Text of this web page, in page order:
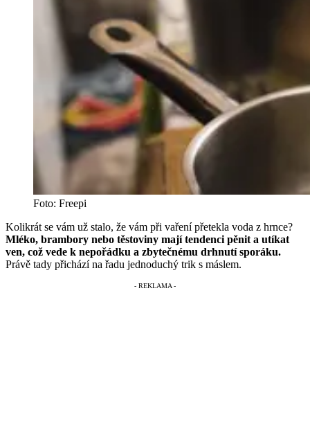
Foto: Freepi
Kolikrát se vám už stalo, že vám při vaření přetekla voda z hrnce?
Mléko, brambory nebo těstoviny mají tendenci pěnit a utíkat
ven, což vede k nepořádku a zbytečnému drhnutí sporáku.
Právě tady přichází na řadu jednoduchý trik s máslem.